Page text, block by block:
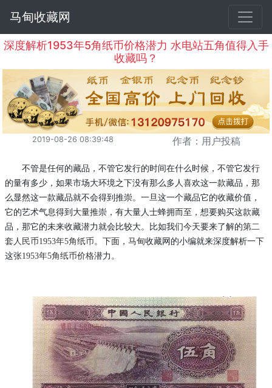
马甸收藏网
深度解析1953年5角纸币价格潜力 水电站五角值得入手
收藏吗？
2019-08-26 08:39:48 作者：用户投稿
不管是任何的藏品，不管它发行的时间在什么时候，不管它发行
的量有多少，如果市场大环境之下没有那么多人喜欢这一款藏品，那
么显然这一款藏品就不会得到推崇。一旦这一个藏品它的收藏价值，
它的艺术气息得到大量推崇，有大量人士蜂拥而至，想要购买这款藏
品，那它的未来收藏潜力就会比较大。比如我们今天要来了解的第二
套人民币1953年5角纸币 。下面， 马甸收藏网的小编就来深度解析一下
这张1953年5角纸币价格潜力。